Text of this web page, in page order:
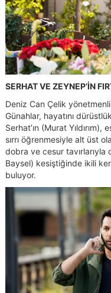
SERHAT VE ZEYNEP’İN
Deniz Can Çelik
Günahlar, hayatını
Serhat’ın (Murat Yıldırım),
sırrı öğrenmesiyle alt üst
dobra ve cesur
Baysel) kesiştiğinde ikili
buluyor.